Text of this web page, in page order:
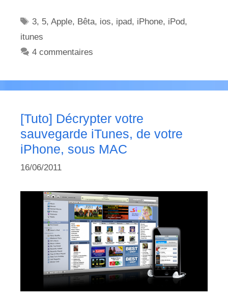
Étiquettes
3, 5,Apple, Bêta, ios, ipad, iPhone, iPod,
itunes
4 commentaires
[Tuto] Décrypter votre
sauvegarde iTunes, de votre
iPhone, sous MAC
16/06/2011